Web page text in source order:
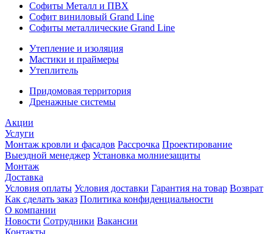
Софиты Металл и ПВХ
Софит виниловый Grand Line
Софиты металлические Grand Line
Утепление и изоляция
Мастики и праймеры
Утеплитель
Придомовая территория
Дренажные системы
Акции
Услуги
Монтаж кровли и фасадов Рассрочка Проектирование
Выездной менеджер Установка молниезащиты
Монтаж
Доставка
Условия оплаты Условия доставки Гарантия на товар Возврат
Как сделать заказ Политика конфиденциальности
О компании
Новости Сотрудники Вакансии
Контакты